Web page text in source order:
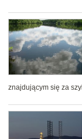
znajdującym się za